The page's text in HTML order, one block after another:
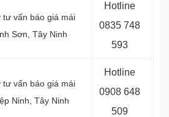
vấn báo giá mái
Sơn , Tây Ninh
Hotline
0835 748
593
vấn báo giá mái
Ninh, Tây Ninh
Hotline
0908 648
509